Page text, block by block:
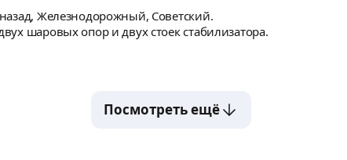
Железнодорожный, Советский.
шаровых опор и двух стоек стабилизатора.
Посмотреть ещё